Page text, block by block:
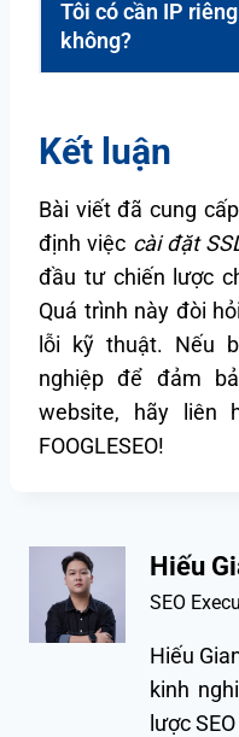
Tôi có cần IP
không?
Kết luận
Bài viết đã cung
định việc cài đặt
đầu tư chiến lược
Quá trình này đòi
lỗi kỹ thuật. Nếu
nghiệp để đảm
website, hãy liên
FOOGLESEO!
Hiếu
SEO
Hiếu
kinh
lược